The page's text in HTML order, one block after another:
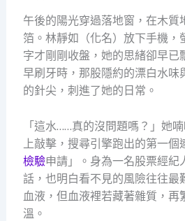
午後的陽光穿過落地窗，在木質
箔。林靜如（化名）放下手機，
字才剛剛收盤，她的思緒卻早
早刷牙時，那股隱約的漂白水味
的針尖，刺進了她的日常。
「這水……真的沒問題嗎？」她
上敲擊，搜尋引擎跑出的第一個
檢驗申請」。身為一名股票經紀
話，也明白看不見的風險往往最
血液，但血液裡若藏著雜質，再
溫。